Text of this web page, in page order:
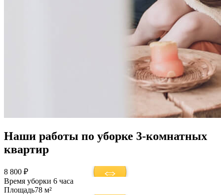
Наши работы по уборке 3-комнатных
квартир
8 800 ₽
Время уборки 6 часа
Площадь78 м²